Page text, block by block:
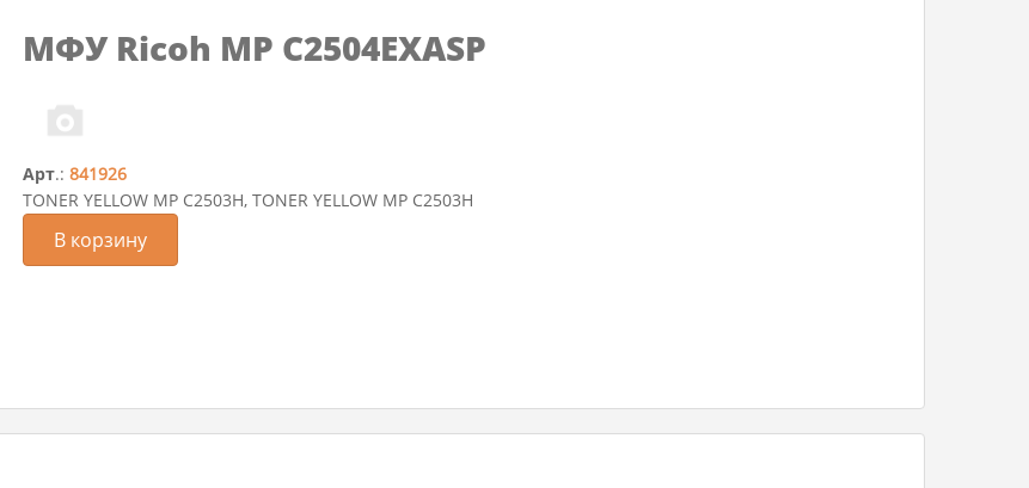
МФУ Ricoh MP C2504EXASP
Арт.:841926
TONER YELLOW MP C2503H, TONER YELLOW MP C2503H
В корзину